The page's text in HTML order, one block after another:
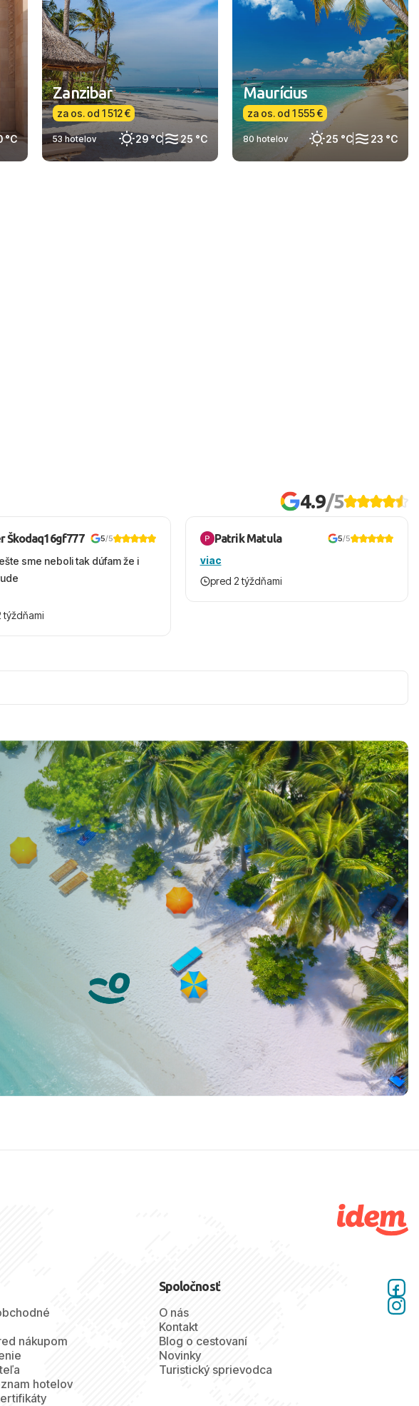
°C
Zanzibar
za os. od 1 512 €
53 hotelov 29 °C 25 °C
Maurícius
za os. od 1 555 €
80 hotelov 25 °C 23 °C
4.9/5
Škodaq16gf777 5/5
sme neboli tak dúfam že i
týždňami
Patrik Matula 5/5
viac
pred 2 týždňami
nákupom
hotelov
Spoločnosť
O nás
Kontakt
Blog o cestovaní
Novinky
Turistický sprievodca